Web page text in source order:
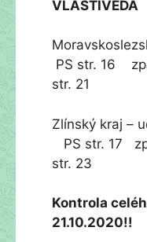
VLASTIVĚDA
PS str. 16
str. 21
Zlínský
PS str. 17
str. 23
Kontrola
21.10.2020!!